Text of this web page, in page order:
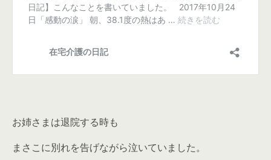
お姉さまは退院する時も
まさこに別れを告げながら泣いていました。